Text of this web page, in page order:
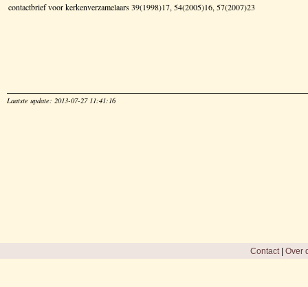
contactbrief voor kerkenverzamelaars 39(1998)17, 54(2005)16, 57(2007)23
Laatste update: 2013-07-27 11:41:16
Contact| Over